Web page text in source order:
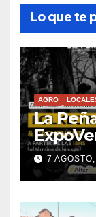
Lo que te
AGRO
La
7